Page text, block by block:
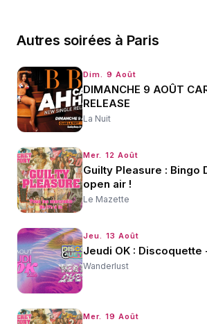
Autres soirées à Paris
Dim. 9 Août
DIMANCHE 9 AOÛT
RELEASE
La Nuit
Mer. 12 Août
Guilty Pleasure : Bingo
open air !
Le Mazette
Jeu. 13 Août
Jeudi OK : Discoquette
Wanderlust
Mer. 19 Août